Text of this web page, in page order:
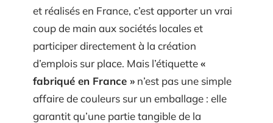
et réalisés en France, c’est apporter un vrai
coup de main aux sociétés locales et
participer directement à la création
d’emplois sur place. Mais l’étiquette«
fabriqué en France » n’est pas une simple
affaire de couleurs sur un emballage : elle
garantit qu’une partie tangible de la